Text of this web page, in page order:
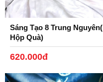
Sáng Tạo 8 Trung Nguyên(
Hộp Quà)
620.000đ